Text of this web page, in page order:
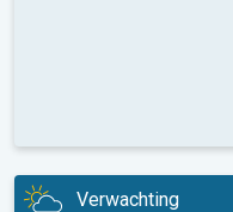
Verwachting